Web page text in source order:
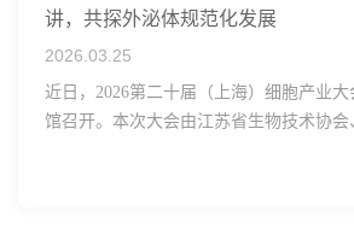
讲，共探外泌体规范化发展
2026.03.25
近日，2026第二十届（上海）细胞产业
馆召开。本次大会由江苏省生物技术协
范区生物医药行业协会、瑞士日内瓦长